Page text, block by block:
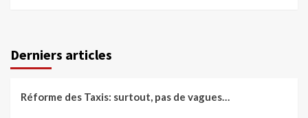
Derniers articles
Réforme des Taxis: surtout, pas de vagues…